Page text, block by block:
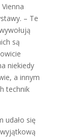
– Te
są
niekiedy
a innym
technik
udało się